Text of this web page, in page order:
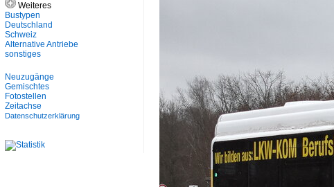
Weiteres
Bustypen
Deutschland
Schweiz
Alternative Antriebe
sonstiges
Neuzugänge
Gemischtes
Fotostellen
Zeitachse
Datenschutzerklärung